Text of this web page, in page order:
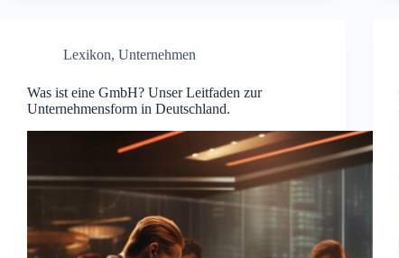
Lexikon, Unternehmen
Was ist eine GmbH? Unser Leitfaden zur
Unternehmensform in Deutschland.